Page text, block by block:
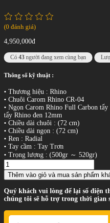
(0 đánh giá)
4,950,000đ
Có 43 người đang xem cùng bạn
Thông số kỹ thuật :
• Thương hiệu : Rhino
• Chuôi Carom Rhino CR-04
• Ngọn Carom Rhino Full Carbon
tẩy Rhino đen 12mm
• Chiều dài chuôi : (72 cm)
• Chiều dài ngọn : (72 cm)
• Ren : Radial
• Tay cầm : Tay Trơn
• Trọng lượng : (500gr ～ 520gr)
Thêm vào giỏ và mua sản phẩm
Quý khách vui lòng để lại số điện
chúng tôi sẽ hỗ trợ trong thời gian